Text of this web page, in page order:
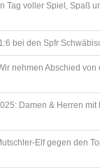
Tag voller Spiel, Spaß
bei den Spfr
nehmen Abschied von
Damen & Herren mit
Elf gegen den